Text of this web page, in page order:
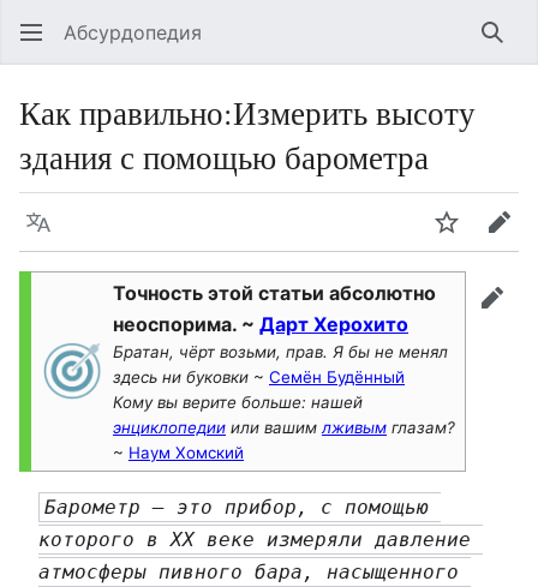
Абсурдопедия
Как правильно:Измерить высоту
здания с помощью барометра
Язык
Точность этой статьи абсолютно
неоспорима. ~ Дарт Херохито
Братан, чёрт возьми, прав. Я бы не менял
здесь ни буковки ~ Семён Будённый
Кому вы верите больше: нашей
энциклопедии или вашим лживым глазам?
~ Наум Хомский
Барометр — это прибор, с помощью
которого в XX веке измеряли давление
атмосферы пивного бара, насыщенного